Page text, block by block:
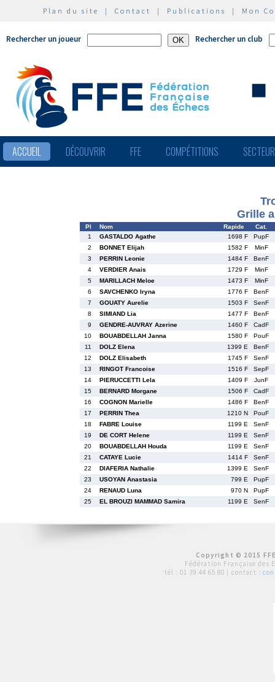
Plan du site | Contact | Publications | Mon
Rechercher un joueur Rechercher un club
ACCUEIL DÉCOUVRIR FFE COMPÉTITIONS
Grille
Pl Nom Rapide
Cat.
1
GASTALDO Agathe 1698 F
PupF
2
BONNET Elijah 1582 F
MinF
3
PERRIN Leonie 1484 F
BenF
4
VERDIER Anais 1729 F
MinF
5
MARILLACH Meloe 1473 F
MinF
6
SAVCHENKO Iryna 1776 F
BenF
7
GOUATY Aurelie 1503 F
SenF
8
SIMIAND Lia 1477 F
BenF
9
GENDRE-AUVRAY Azerine 1460 F
CadF
10
BOUABDELLAH Janna 1580 F
PouF
11
DOLZ Elena 1399 E
BenF
12
DOLZ Elisabeth 1745 F
SenF
13
RINGOT Francoise 1516 F
SepF
14
PIERUCCETTI Lela 1409 F
JunF
15
BERNARD Morgane 1506 F
CadF
16
COGNON Marielle 1486 F
BenF
17
PERRIN Thea 1210 N
PouF
18
FABRE Louise 1199 E
SenF
19
DE CORT Helene 1199 E
SenF
20
BOUABDELLAH Houda 1199 E
SenF
21
CATAYE Lucie 1414 F
SenF
22
DIAFERIA Nathalie 1399 E
SenF
23
USOYAN Anastasia 799 E
PupF
24
RENAUD Luna 970 N
PupF
25
EL BROUZI MAMMAD Samira 1199 E SenF
Copyright © 2015
Fédération Française des
tél : 01 39 44 65 80 | contact :